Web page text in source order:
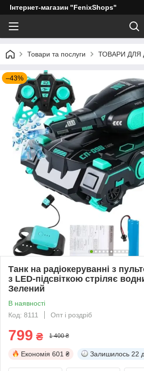
Інтернет-магазин "FenixShops"
Товари та послуги ТОВАРИ ДЛЯ
–43%
Танк на радіокеруванні з
з LED-підсвіткою стріляє
Зелений
В наявності
Код: 8111
Опт і роздріб
799 ₴ 1 400 ₴
Економія 601 ₴ Залишилось 22